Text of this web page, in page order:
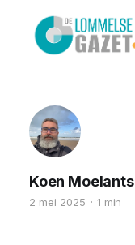
Koen Moelants
2 mei 2025 1 min